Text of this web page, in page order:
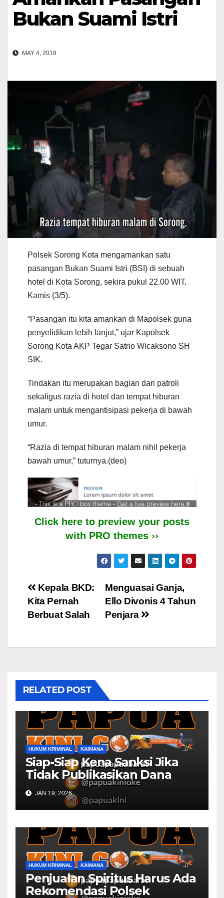
Bukan Suami Istri
MAY 4, 2018
Polsek Sorong Kota mengamankan satu
pasangan Bukan Suami Istri (BSI) di sebuah
hotel di Kota Sorong, sekira pukul 22.00 WIT,
Kamis (3/5).
“Pasangan itu kita amankan di Mapolsek guna
penyelidikan lebih lanjut,” ujar Kapolsek
Sorong Kota AKP Tegar Satrio Wicaksono SH
SIK.
Tindakan itu merupakan bagian dari patroli
sekaligus razia di hotel dan tempat hiburan
malam untuk mengantisipasi pekerja di bawah
umur.
“Razia di tempat hiburan malam nihil pekerja
bawah umur,” tuturnya.(deo)
Click here to preview your posts
with PRO themes ››
Post
navigation
Menguasai Ganja,
Ello Divonis 4 Tahun
Penjara
Kepala BKD:
Kita Pernah
Berbuat Salah
RELATED POST
HUKUM KRIMINAL KAIMANA
Siap-Siap Kena Sanksi Jika
Tidak Publikasikan Dana
Desa
JAN 19, 2026
HUKUM KRIMINAL KAIMANA
Penjualan Spiritus Harus Ada
Rekomendasi Polsek